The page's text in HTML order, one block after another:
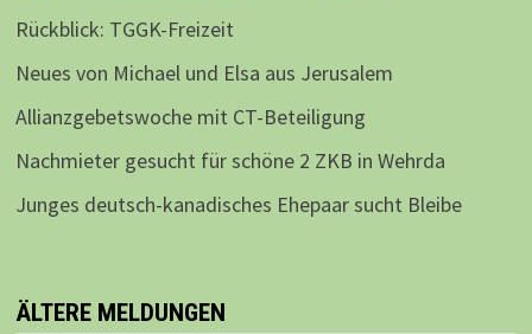
Rückblick: TGGK-Freizeit
Neues von Michael und Elsa aus Jerusalem
Allianzgebetswoche mit CT-Beteiligung
Nachmieter gesucht für schöne 2 ZKB in Wehrda
Junges deutsch-kanadisches Ehepaar sucht Bleibe
ÄLTERE MELDUNGEN